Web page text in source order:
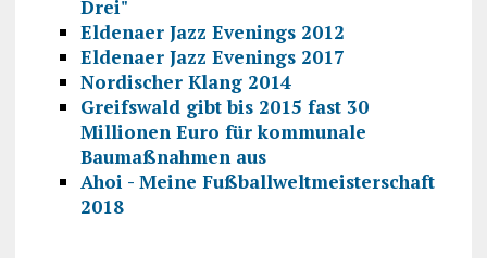
Drei"
Eldenaer Jazz Evenings 2012
Eldenaer Jazz Evenings 2017
Nordischer Klang 2014
Greifswald gibt bis 2015 fast 30
Millionen Euro für kommunale
Baumaßnahmen aus
Ahoi - Meine Fußballweltmeisterschaft
2018